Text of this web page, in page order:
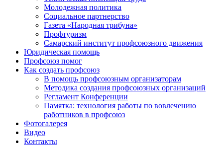
Молодежная политика
Социальное партнерство
Газета «Народная трибуна»
Профтуризм
Самарский институт профсоюзного движения
Юридическая помощь
Профсоюз помог
Как создать профсоюз
В помощь профсоюзным организаторам
Методика создания профсоюзных организаций
Регламент Конференции
Памятка: технология работы по вовлечению
работников в профсоюз
Фотогалерея
Видео
Контакты